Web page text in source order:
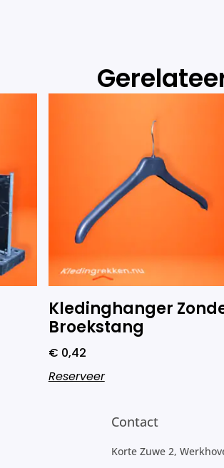
Kledinghanger
Broekstang
€ 0,42
Reserveer
Contact
Korte Zuwe 2,